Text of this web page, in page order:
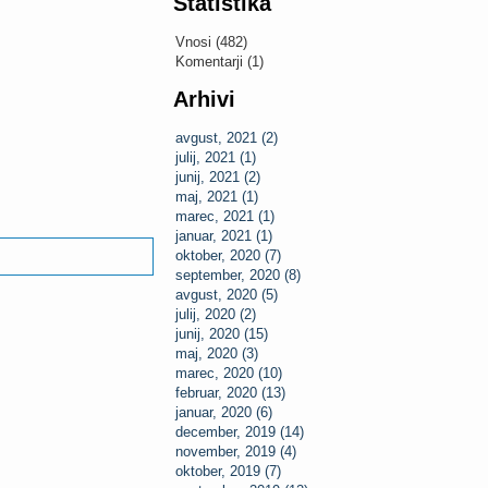
Vnosi (482)
Komentarji (1)
Arhivi
avgust, 2021 (2)
julij, 2021 (1)
junij, 2021 (2)
maj, 2021 (1)
marec, 2021 (1)
januar, 2021 (1)
oktober, 2020 (7)
september, 2020 (8)
avgust, 2020 (5)
julij, 2020 (2)
junij, 2020 (15)
maj, 2020 (3)
marec, 2020 (10)
februar, 2020 (13)
januar, 2020 (6)
december, 2019 (14)
november, 2019 (4)
oktober, 2019 (7)